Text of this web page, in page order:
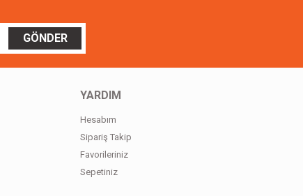
GÖNDER
YARDIM
Hesabım
Sipariş Takip
Favorileriniz
Sepetiniz